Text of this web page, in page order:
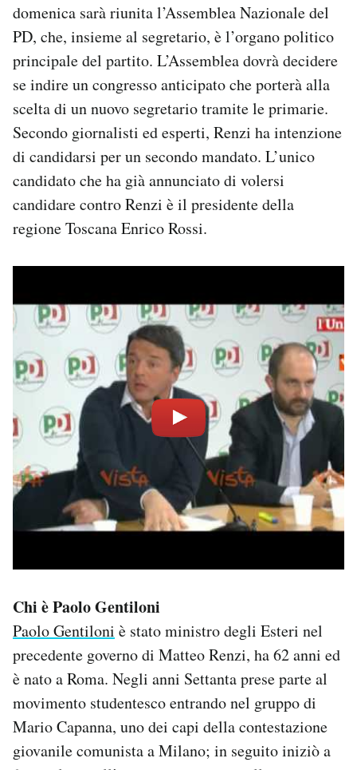
domenica sarà riunita l’Assemblea Nazionale del
PD, che, insieme al segretario, è l’organo politico
principale del partito. L’Assemblea dovrà decidere
se indire un congresso anticipato che porterà alla
scelta di un nuovo segretario tramite le primarie.
Secondo giornalisti ed esperti, Renzi ha intenzione
di candidarsi per un secondo mandato. L’unico
candidato che ha già annunciato di volersi
candidare contro Renzi è il presidente della
regione Toscana Enrico Rossi.
Chi è Paolo Gentiloni
Paolo Gentiloni è stato ministro degli Esteri nel
precedente governo di Matteo Renzi, ha 62 anni ed
è nato a Roma. Negli anni Settanta prese parte al
movimento studentesco entrando nel gruppo di
Mario Capanna, uno dei capi della contestazione
giovanile comunista a Milano; in seguito iniziò a